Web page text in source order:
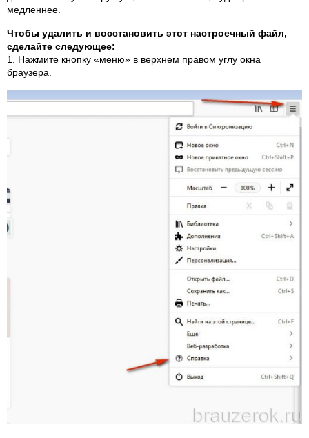
медленнее.
Чтобы удалить и восстановить этот настроечный файл,
сделайте следующее:
1. Нажмите кнопку «меню» в верхнем правом углу окна
браузера.